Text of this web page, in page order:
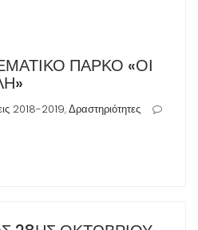
ΠΆΡΚΟ «ΟΙ
2018-2019,Δραστηριότητες